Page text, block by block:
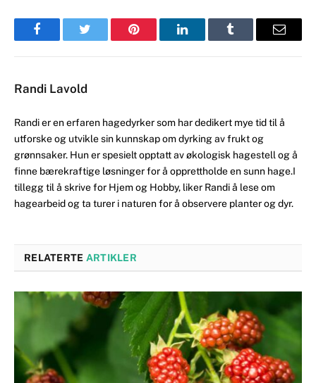
FacebookTwitter Pinterest LinkedInTumblr Email
Randi Lavold
Randi er en erfaren hagedyrker som har dedikert mye tid til å
utforske og utvikle sin kunnskap om dyrking av frukt og
grønnsaker. Hun er spesielt opptatt av økologisk hagestell og å
finne bærekraftige løsninger for å opprettholde en sunn hage.I
tillegg til å skrive for Hjem og Hobby, liker Randi å lese om
hagearbeid og ta turer i naturen for å observere planter og dyr.
RELATERTE ARTIKLER